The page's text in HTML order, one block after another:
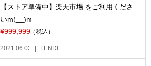
【ストア準備中】楽天市場 をご利用くださ
いm(__)m
¥999,999 （税込）
2021.06.03 FENDI